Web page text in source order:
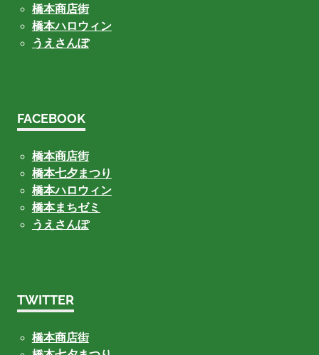
橋本商店街
橋本ハロウィン
うえさんぽ
FACEBOOK
橋本商店街
橋本七夕まつり
橋本ハロウィン
橋本まちゼミ
うえさんぽ
TWITTER
橋本商店街